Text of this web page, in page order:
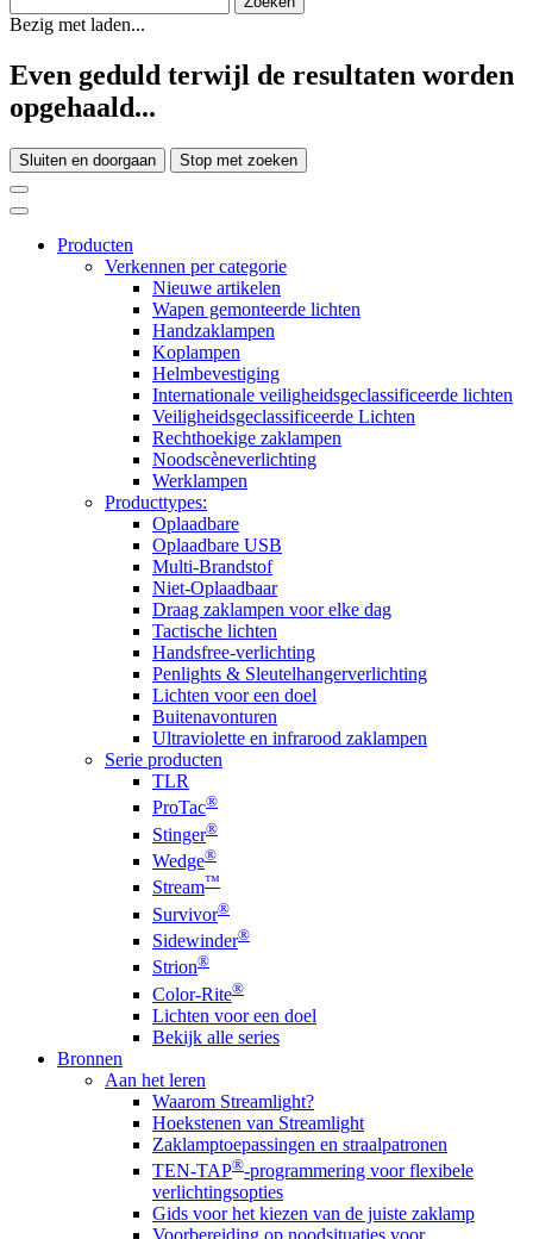
Bezig met laden...
Even geduld terwijl de resultaten worden
opgehaald...
Sluiten en doorgaan Stop met zoeken
Producten
Verkennen per categorie
Nieuwe artikelen
Wapen gemonteerde lichten
Handzaklampen
Koplampen
Helmbevestiging
Internationale veiligheidsgeclassificeerde lichten
Veiligheidsgeclassificeerde Lichten
Rechthoekige zaklampen
Noodscèneverlichting
Werklampen
Producttypes:
Oplaadbare
Oplaadbare USB
Multi-Brandstof
Niet-Oplaadbaar
Draag zaklampen voor elke dag
Tactische lichten
Handsfree-verlichting
Penlights & Sleutelhangerverlichting
Lichten voor een doel
Buitenavonturen
Ultraviolette en infrarood zaklampen
Serie producten
TLR
ProTac®
Stinger®
Wedge®
Stream™
Survivor®
Sidewinder®
Strion®
Color-Rite®
Lichten voor een doel
Bekijk alle series
Bronnen
Aan het leren
Waarom Streamlight?
Hoekstenen van Streamlight
Zaklamptoepassingen en straalpatronen
TEN-TAP®-programmering voor flexibele
verlichtingsopties
Gids voor het kiezen van de juiste zaklamp
Voorbereiding op noodsituaties voor